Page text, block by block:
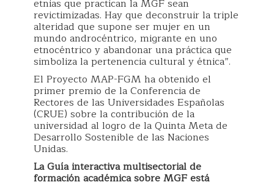
etnias que practican la MGF sean
revictimizadas. Hay que deconstruir la triple
alteridad que supone ser mujer en un
mundo androcéntrico, migrante en uno
etnocéntrico y abandonar una práctica que
simboliza la pertenencia cultural y étnica”.
El Proyecto MAP-FGM ha obtenido el
primer premio de la Conferencia de
Rectores de las Universidades Españolas
(CRUE) sobre la contribución de la
universidad al logro de la Quinta Meta de
Desarrollo Sostenible de las Naciones
Unidas.
La Guía interactiva multisectorial de
formación académica sobre MGF está